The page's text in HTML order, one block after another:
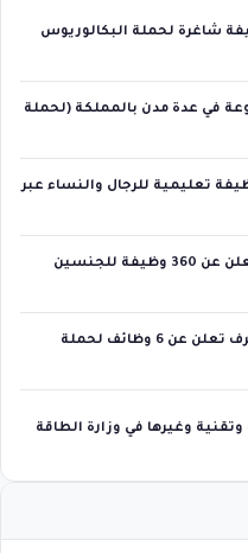
تعلن عن طرح 61 وظيفة شاغرة لحملة البكالوريوس
في عدة مدن بالمملكة (لحملة
جامعة القصيم عن 900 وظيفة تعليمية للرجال والنساء عبر
مستشفى الحبيب التخصصي يعلن عن 360 وظيفة للجنسين
شركة ينبع أرامكو سينوبك ياسرف تعلن عن 6 وظائف لحملة
وغيرها في وزارة الطاقة